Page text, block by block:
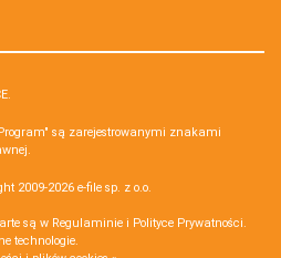
są zarejestrowanymi znakami
2009-2026 e-file sp. z o.o.
są w Regulaminie i Polityce Prywatności.
technologie.